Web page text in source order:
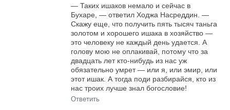
— Таких ишаков немало и сейчас в
Бухаре, — ответил Ходжа Насреддин. —
Скажу еще, что получить пять тысяч таньга
золотом и хорошего ишака в хозяйство —
это человеку не каждый день удается. А
голову мою не оплакивай, потому что за
двадцать лет кто-нибудь из нас уж
обязательно умрет — или я, или эмир, или
этот ишак. А тогда поди разбирайся, кто из
нас троих лучше знал богословие!
Ответить